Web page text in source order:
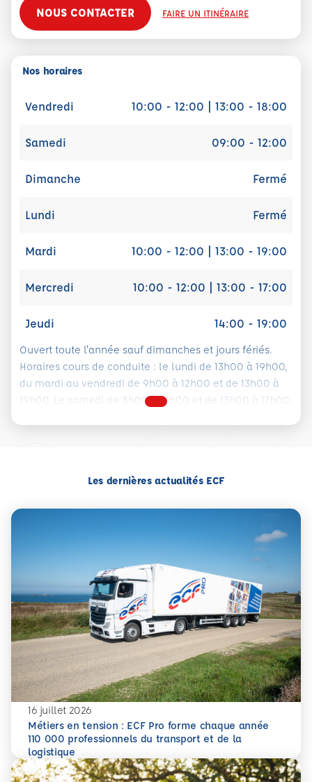
NOUS CONTACTER FAIRE UN ITINÉRAIRE
Nos horaires
Vendredi 10:00 - 12:00 | 13:00 - 18:00
Samedi 09:00 - 12:00
Dimanche Fermé
Lundi Fermé
Mardi 10:00 - 12:00 | 13:00 - 19:00
Mercredi 10:00 - 12:00 | 13:00 - 17:00
Jeudi 14:00 - 19:00
Ouvert toute l'année sauf dimanches et jours fériés.
Horaires cours de conduite : le lundi de 13h00 à 19h00,
du mardi au vendredi de 9h00 à 12h00 et de 13h00 à
19h00. Le samedi de 8h00 à 12h00 et de 13h00 à 17h00.
Les dernières actualités ECF
16 juillet 2026
Métiers en tension : ECF Pro forme chaque année
110 000 professionnels du transport et de la
logistique
En savoir plus
Métiers en tension : ECF Pro forme chaque année 110